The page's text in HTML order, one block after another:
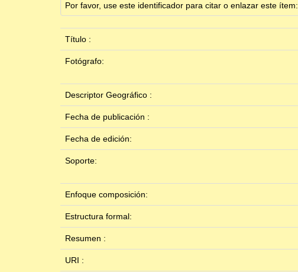
Por favor, use este identificador para citar o enlazar este ítem:
Título :
Fotógrafo:
Descriptor Geográfico :
Fecha de publicación :
Fecha de edición:
Soporte:
Enfoque composición:
Estructura formal:
Resumen :
URI :